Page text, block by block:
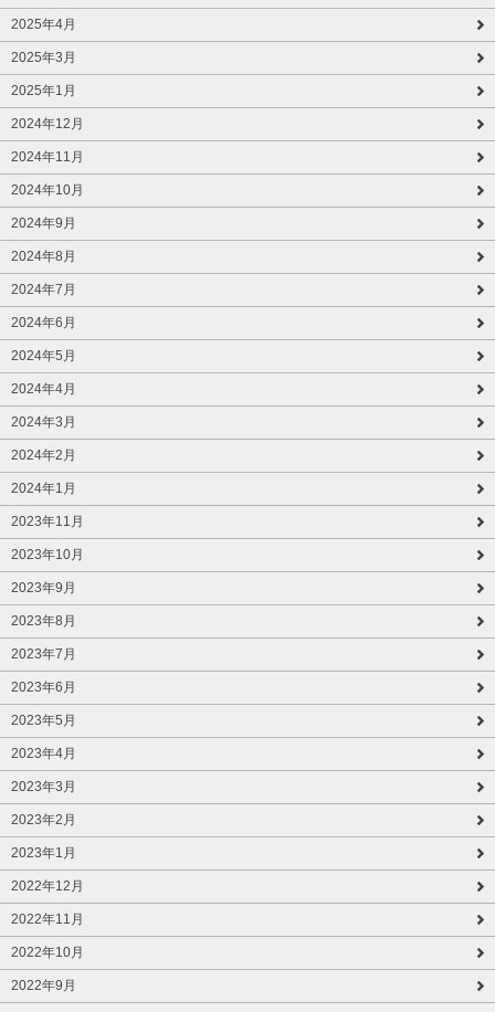
2025年4月
2025年3月
2025年1月
2024年12月
2024年11月
2024年10月
2024年9月
2024年8月
2024年7月
2024年6月
2024年5月
2024年4月
2024年3月
2024年2月
2024年1月
2023年11月
2023年10月
2023年9月
2023年8月
2023年7月
2023年6月
2023年5月
2023年4月
2023年3月
2023年2月
2023年1月
2022年12月
2022年11月
2022年10月
2022年9月